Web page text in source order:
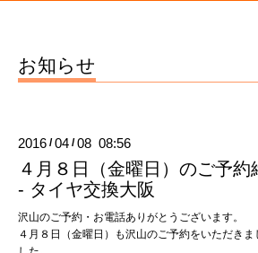
お知らせ
2016 /04 /08 08:56
４月８日（金曜日）のご予約
- タイヤ交換大阪
沢山のご予約・お電話ありがとうございます。
４月８日（金曜日）も沢山のご予約をいただき